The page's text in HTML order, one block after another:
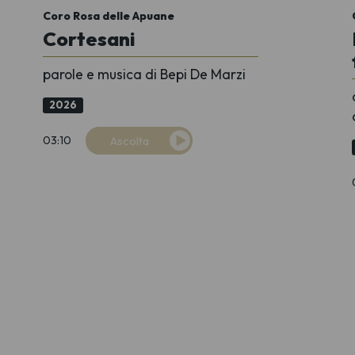
Coro Rosa delle Apuane
Cortesani
parole e musica di Bepi De Marzi
2026
03:10 Ascolta